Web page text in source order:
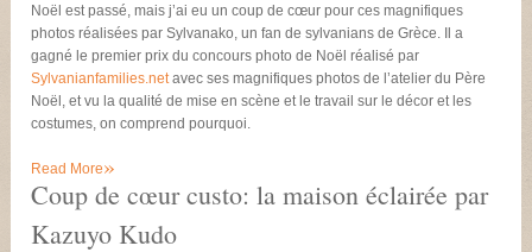
Noël est passé, mais j’ai eu un coup de cœur pour ces magnifiques
photos réalisées par Sylvanako, un fan de sylvanians de Grèce. Il a
gagné le premier prix du concours photo de Noël réalisé par
Sylvanianfamilies.net avec ses magnifiques photos de l’atelier du Père
Noël, et vu la qualité de mise en scène et le travail sur le décor et les
costumes, on comprend pourquoi.
Read More»
Coup de cœur custo: la maison éclairée par
Kazuyo Kudo